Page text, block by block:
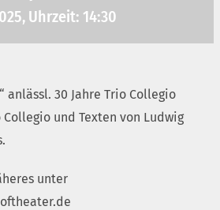
Uhrzeit: 14:30
anlässl. 30 Jahre Trio Collegio
und Texten von Ludwig
unter